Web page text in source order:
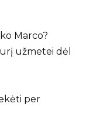
Marco?
užmetei dėl
per